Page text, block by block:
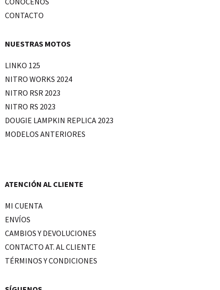
CONTACTO
NUESTRAS MOTOS
LINKO 125
NITRO WORKS 2024
NITRO RSR 2023
NITRO RS 2023
DOUGIE LAMPKIN REPLICA 2023
MODELOS ANTERIORES
ATENCIÓN AL CLIENTE
MI CUENTA
ENVÍOS
CAMBIOS Y DEVOLUCIONES
CONTACTO AT. AL CLIENTE
TÉRMINOS Y CONDICIONES